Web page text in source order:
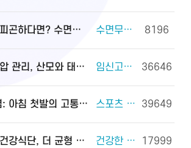
자도 자도 피곤하다면? 수면무호흡증 진단·관리법 수면무호흡증 외 2건 8196
임신 중 혈압 관리, 산모와 태아를 지키는 첫걸음 임신고혈압과 전자간증(임신중독증) 외 4건 36646
족저근막염: 아침 첫발의 고통, 원인과 대처법 스포츠 손상과 안전(족관절(발목 관절) 손상) 외 2건 39649
봄을 여는 건강식단, 더 균형 있게! 건강한 체중조절을 위한 식사 외 6건 17999